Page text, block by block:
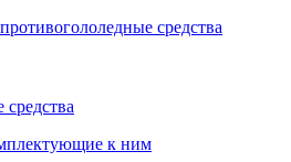
средства
к ним